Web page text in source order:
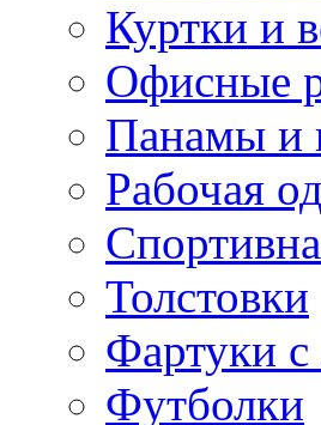
Куртки и
Офисные
Панамы и
Рабочая
Толстовки
Фартуки с
Футболки